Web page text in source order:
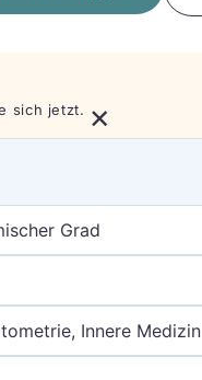
sich jetzt. ×
Grad
Innere Medizin